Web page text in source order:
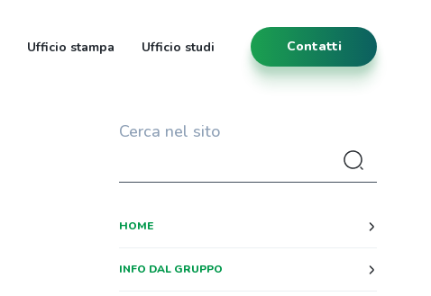
Contatti
Ufficio stampa Ufficio studi
Cerca nel sito
HOME
INFO DAL GRUPPO